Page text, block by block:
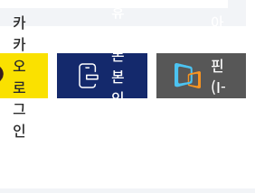
카
카
오
로
그
인
폰
본
인
핀
(I-